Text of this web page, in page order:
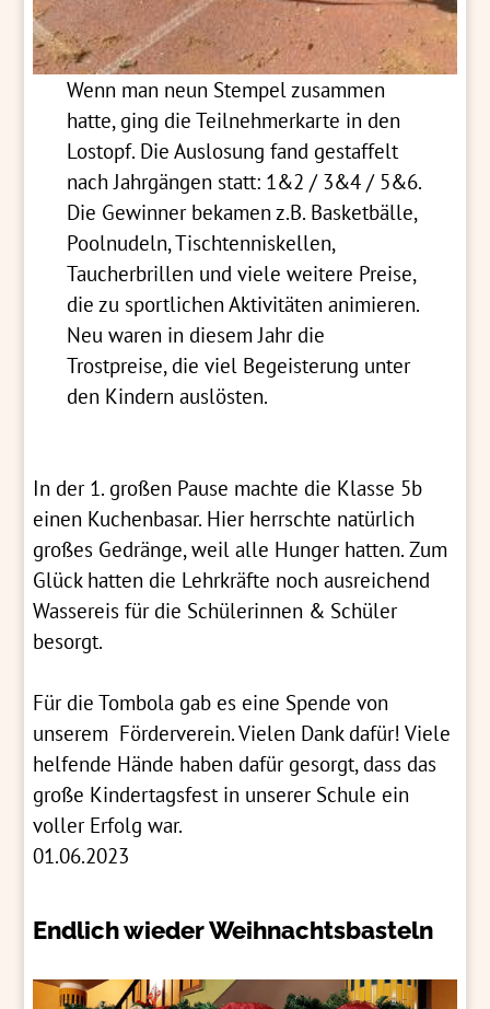
Wenn man neun Stempel zusammen
hatte, ging die Teilnehmerkarte in den
Lostopf. Die Auslosung fand gestaffelt
nach Jahrgängen statt: 1&2 / 3&4 / 5&6.
Die Gewinner bekamen z.B. Basketbälle,
Poolnudeln, Tischtenniskellen,
Taucherbrillen und viele weitere Preise,
die zu sportlichen Aktivitäten animieren.
Neu waren in diesem Jahr die
Trostpreise, die viel Begeisterung unter
den Kindern auslösten.
In der 1. großen Pause machte die Klasse 5b
einen Kuchenbasar. Hier herrschte natürlich
großes Gedränge, weil alle Hunger hatten. Zum
Glück hatten die Lehrkräfte noch ausreichend
Wassereis für die Schülerinnen & Schüler
besorgt.
Für die Tombola gab es eine Spende von
unserem Förderverein. Vielen Dank dafür! Viele
helfende Hände haben dafür gesorgt, dass das
große Kindertagsfest in unserer Schule ein
voller Erfolg war.
01.06.2023
Endlich wieder Weihnachtsbasteln